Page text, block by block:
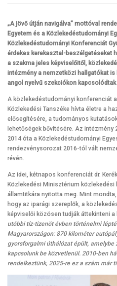
„A jövő útján navigálva” mottóval
Egyetem és a Közlekedéstudományi
Közlekedéstudományi Konferenciát
érdekes kerekasztal-beszélgetéseket
a szakma jeles képviselőitől,
intézmény a nemzetközi hallgatókat is
angol nyelvű szekciókon
A közlekedéstudományi konferenciát
Közlekedési Tanszéke hívta életre a
elősegítésére, a tudományos
lehetőségek bővítésére. Az
2014 óta a Közlekedéstudományi
rendezvénysorozat 2016-tól vált
révén.
Az idei, kétnapos konferenciát dr.
Közlekedési Minisztérium
államtitkára nyitotta meg. Mint
hogy az iparági szereplők, a
képviselői közösen tudják áttekinteni
utóbbi tíz-tizenöt évben történelmi
Magyarországon: 870 kilométer
gyorsforgalmi úthálózat épült, amelybe
kapcsolunk be közvetlenül. 2010-ben
rendelkeztünk, 2025-re ez a szám már